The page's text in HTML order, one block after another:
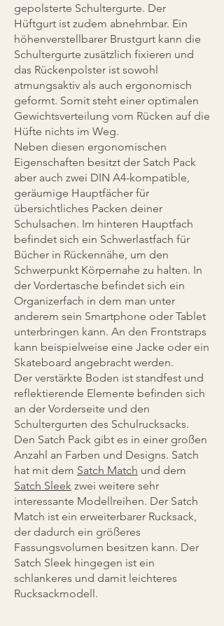
gepolsterte Schultergurte. Der
Hüftgurt ist zudem abnehmbar. Ein
höhenverstellbarer Brustgurt kann die
Schultergurte zusätzlich fixieren und
das Rückenpolster ist sowohl
atmungsaktiv als auch ergonomisch
geformt. Somit steht einer optimalen
Gewichtsverteilung vom Rücken auf die
Hüfte nichts im Weg.
Neben diesen ergonomischen
Eigenschaften besitzt der Satch Pack
aber auch zwei DIN A4-kompatible,
geräumige Hauptfächer für
übersichtliches Packen deiner
Schulsachen. Im hinteren Hauptfach
befindet sich ein Schwerlastfach für
Bücher in Rückennähe, um den
Schwerpunkt Körpernahe zu halten. In
der Vordertasche befindet sich ein
Organizerfach in dem man unter
anderem sein Smartphone oder Tablet
unterbringen kann. An den Frontstraps
kann beispielweise eine Jacke oder ein
Skateboard angebracht werden.
Der verstärkte Boden ist standfest und
reflektierende Elemente befinden sich
an der Vorderseite und den
Schultergurten des Schulrucksacks.
Den Satch Pack gibt es in einer großen
Anzahl an Farben und Designs. Satch
hat mit dem Satch Match und dem
Satch Sleek zwei weitere sehr
interessante Modellreihen. Der Satch
Match ist ein erweiterbarer Rucksack,
der dadurch ein größeres
Fassungsvolumen besitzen kann. Der
Satch Sleek hingegen ist ein
schlankeres und damit leichteres
Rucksackmodell.